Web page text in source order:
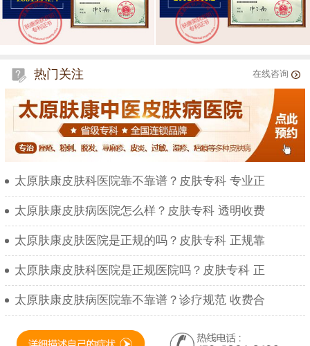
热门关注 在线咨询
太原肤康皮肤科医院靠不靠谱？皮肤专科 专业正
太原肤康皮肤病医院怎么样？皮肤专科 透明收费
太原肤康皮肤医院是正规的吗？皮肤专科 正规靠
太原肤康皮肤科医院是正规医院吗？皮肤专科 正
太原肤康皮肤病医院靠不靠谱？诊疗规范 收费合